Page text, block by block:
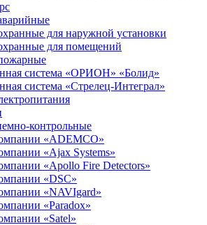
для наружной установки
для помещений
система «ОРИОН» «Болид»
система «Стрелец-Интеграл»
контрольные
«ADEMCO»
«Ajax Systems»
«Apollo Fire Detectors»
«DSC»
«NAVIgard»
«Paradox»
«Satel»